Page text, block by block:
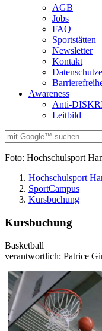
AGB
Jobs
FAQ
Sportstätten
Newsletter
Kontakt
Awareness
Anti-
Leitbild
Foto: Hochschulsport
Hochschulsport
SportCampus
Kursbuchung
Kursbuchung
Basketball
verantwortlich: Patrice